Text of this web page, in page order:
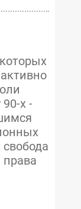
х -
права